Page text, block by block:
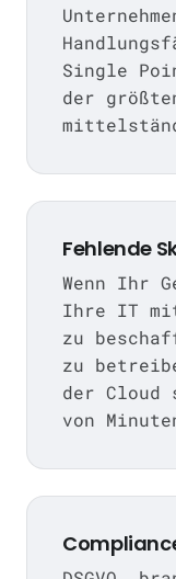
Single
der
Fehlende
Wenn Ihr
Ihre IT
zu
zu
der Cloud
von